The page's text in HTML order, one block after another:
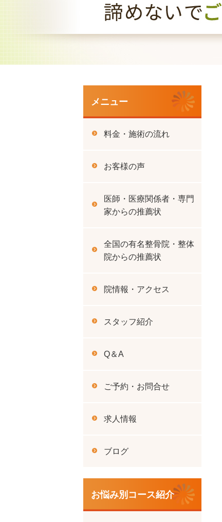
メニュー
料金・施術の流れ
お客様の声
医師・医療関係者・専門
家からの推薦状
全国の有名整骨院・整体
院からの推薦状
院情報・アクセス
スタッフ紹介
Q＆A
ご予約・お問合せ
求人情報
ブログ
お悩み別コース紹介